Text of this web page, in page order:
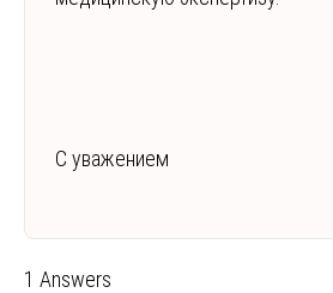
С уважением
1 Answers